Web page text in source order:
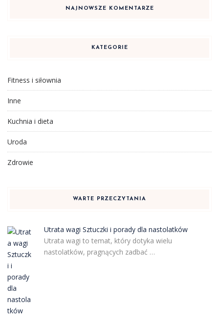
NAJNOWSZE KOMENTARZE
KATEGORIE
Fitness i siłownia
Inne
Kuchnia i dieta
Uroda
Zdrowie
WARTE PRZECZYTANIA
Utrata wagi Sztuczki i porady dla nastolatków
Utrata wagi to temat, który dotyka wielu
nastolatków, pragnących zadbać …